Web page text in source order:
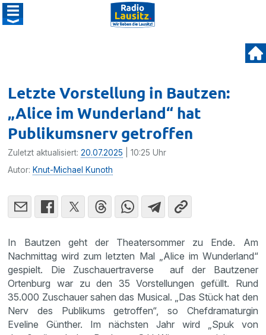
Letzte Vorstellung in Bautzen:
„Alice im Wunderland“ hat
Publikumsnerv getroffen
Zuletzt aktualisiert:20.07.2025 | 10:25 Uhr
Autor: Knut-Michael Kunoth
In Bautzen geht der Theatersommer zu Ende. Am
Nachmittag wird zum letzten Mal „Alice im Wunderland“
gespielt. Die Zuschauertraverse auf der Bautzener
Ortenburg war zu den 35 Vorstellungen gefüllt. Rund
35.000 Zuschauer sahen das Musical. „Das Stück hat den
Nerv des Publikums getroffen“, so Chefdramaturgin
Eveline Günther. Im nächsten Jahr wird „Spuk von